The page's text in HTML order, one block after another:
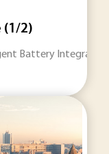
(1/2)
Battery